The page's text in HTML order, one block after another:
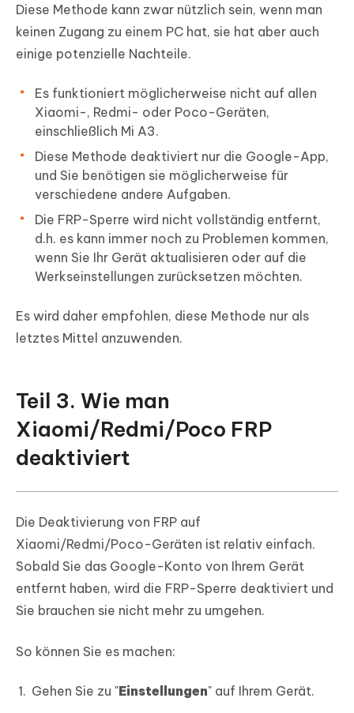
Diese Methode kann zwar nützlich sein, wenn man
keinen Zugang zu einem PC hat, sie hat aber auch
einige potenzielle Nachteile.
Es funktioniert möglicherweise nicht auf allen
Xiaomi-, Redmi- oder Poco-Geräten,
einschließlich Mi A3.
Diese Methode deaktiviert nur die Google-App,
und Sie benötigen sie möglicherweise für
verschiedene andere Aufgaben.
Die FRP-Sperre wird nicht vollständig entfernt,
d.h. es kann immer noch zu Problemen kommen,
wenn Sie Ihr Gerät aktualisieren oder auf die
Werkseinstellungen zurücksetzen möchten.
Es wird daher empfohlen, diese Methode nur als
letztes Mittel anzuwenden.
Teil 3. Wie man
Xiaomi/Redmi/Poco FRP
deaktiviert
Die Deaktivierung von FRP auf
Xiaomi/Redmi/Poco-Geräten ist relativ einfach.
Sobald Sie das Google-Konto von Ihrem Gerät
entfernt haben, wird die FRP-Sperre deaktiviert und
Sie brauchen sie nicht mehr zu umgehen.
So können Sie es machen:
Gehen Sie zu "Einstellungen" auf Ihrem Gerät.